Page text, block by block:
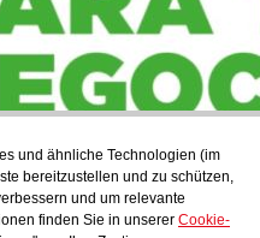
und ähnliche Technologien (im
bereitzustellen und zu schützen,
und um relevante
finden Sie in unserer Cookie-
von AudensFood.